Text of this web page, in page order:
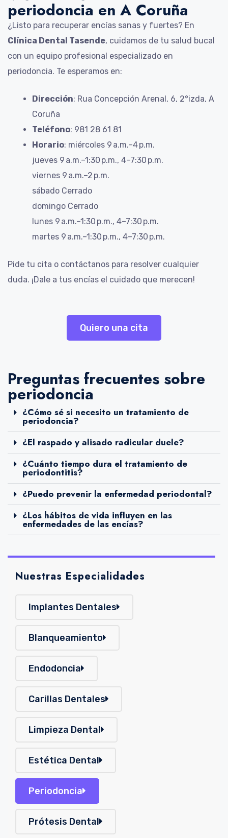
periodoncia en A Coruña
¿Listo para recuperar encías sanas y fuertes? En
Clínica Dental Tasende, cuidamos de tu salud bucal
con un equipo profesional especializado en
periodoncia. Te esperamos en:
Dirección: Rua Concepción Arenal, 6, 2°izda, A
Coruña
Teléfono: 981 28 61 81
Horario: miércoles 9 a.m.–4 p.m.
jueves 9 a.m.–1:30 p.m., 4–7:30 p.m.
viernes 9 a.m.–2 p.m.
sábado Cerrado
domingo Cerrado
lunes 9 a.m.–1:30 p.m., 4–7:30 p.m.
martes 9 a.m.–1:30 p.m., 4–7:30 p.m.
Pide tu cita o contáctanos para resolver cualquier
duda. ¡Dale a tus encías el cuidado que merecen!
Quiero una cita
Preguntas frecuentes sobre
periodoncia
¿Cómo sé si necesito un tratamiento de
periodoncia?
¿El raspado y alisado radicular duele?
¿Cuánto tiempo dura el tratamiento de
periodontitis?
¿Puedo prevenir la enfermedad periodontal?
¿Los hábitos de vida influyen en las
enfermedades de las encías?
Nuestras Especialidades
Implantes Dentales
Blanqueamiento
Endodoncia
Carillas Dentales
Limpieza Dental
Estética Dental
Periodoncia
Prótesis Dental